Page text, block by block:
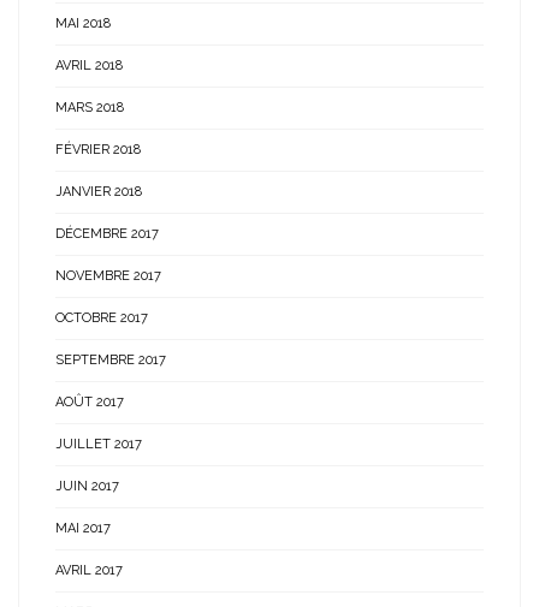
MAI 2018
AVRIL 2018
MARS 2018
FÉVRIER 2018
JANVIER 2018
DÉCEMBRE 2017
NOVEMBRE 2017
OCTOBRE 2017
SEPTEMBRE 2017
AOÛT 2017
JUILLET 2017
JUIN 2017
MAI 2017
AVRIL 2017